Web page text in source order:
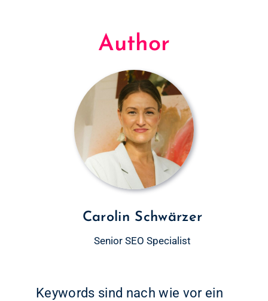
Author
Carolin Schwärzer
Senior SEO Specialist
Keywords sind nach wie vor ein